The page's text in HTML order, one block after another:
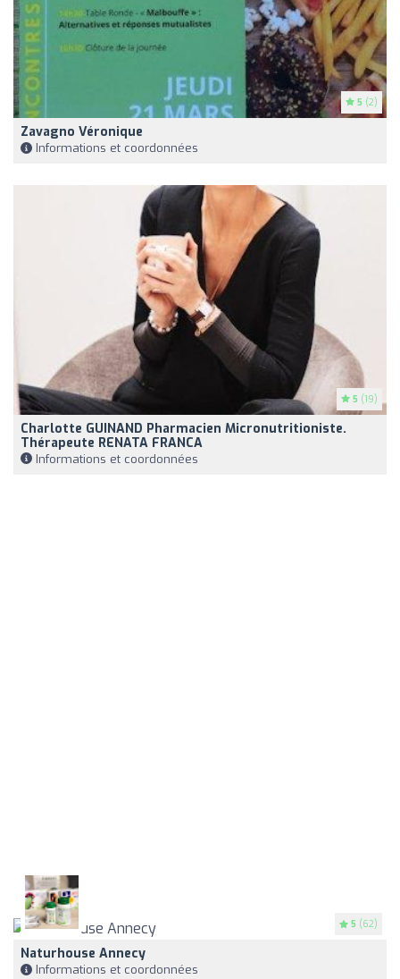
5 (2)
Zavagno Véronique
Informations et coordonnées
5 (19)
Charlotte GUINAND Pharmacien Micronutritioniste.
Thérapeute RENATA FRANCA
Informations et coordonnées
5 (62)
Naturhouse Annecy
Informations et coordonnées